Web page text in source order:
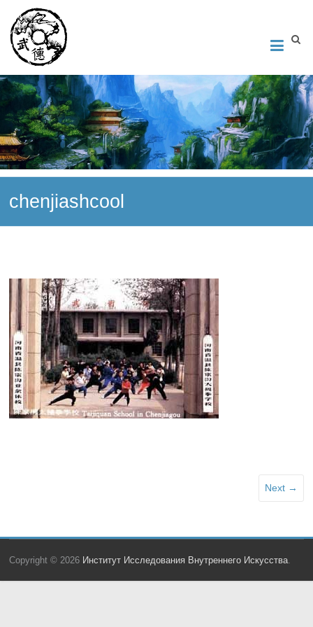
Институт Исследования Внутреннего Искусства
Школа тайцзи-цюань стиля Чэнь, Петербург. Руководитель
Андрей Середняков.
chenjiashcool
Next →
Copyright © 2026 Институт Исследования Внутреннего Искусства